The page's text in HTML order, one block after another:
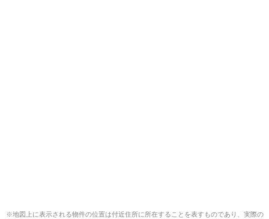
※地図上に表示される物件の位置は付近住所に所在することを表すものであり、実際の